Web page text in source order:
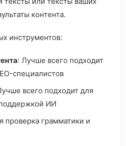
контента.
инструментов:
: Лучше всего подходит
специалистов
всего подходит для
ИИ
проверка грамматики и